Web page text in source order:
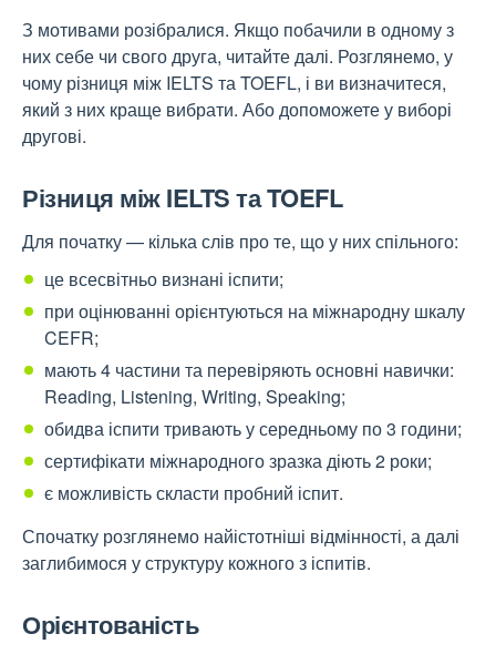
З мотивами розібралися. Якщо побачили в одному з
них себе чи свого друга, читайте далі. Розглянемо, у
чому різниця між IELTS та TOEFL, і ви визначитеся,
який з них краще вибрати. Або допоможете у виборі
другові.
Різниця між IELTS та TOEFL
Для початку — кілька слів про те, що у них спільного:
це всесвітньо визнані іспити;
при оцінюванні орієнтуються на міжнародну шкалу
CEFR;
мають 4 частини та перевіряють основні навички:
Reading, Listening, Writing, Speaking;
обидва іспити тривають у середньому по 3 години;
сертифікати міжнародного зразка діють 2 роки;
є можливість скласти пробний іспит.
Спочатку розглянемо найістотніші відмінності, а далі
заглибимося у структуру кожного з іспитів.
Орієнтованість